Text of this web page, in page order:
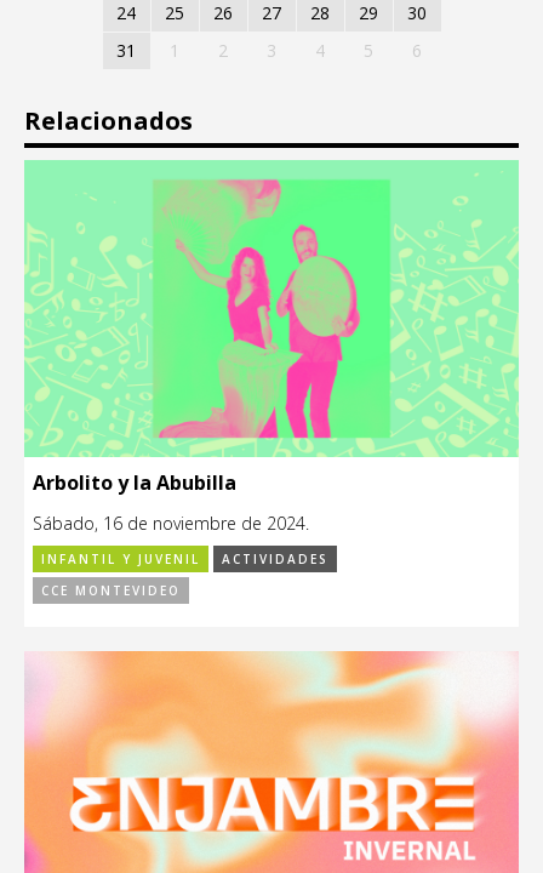
24
25 26 27 28 29
30
31
1 2 3 4 5 6
Relacionados
Arbolito y la Abubilla
Sábado, 16 de noviembre de 2024.
INFANTIL Y JUVENIL
ACTIVIDADES
CCE MONTEVIDEO